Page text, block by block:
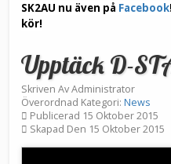
SK2AU nu även på Facebook
kör!
Upptäck D-
Skriven AvAdministrator
Överordnad Kategori: News
Publicerad 15 Oktober 2015
Skapad Den 15 Oktober 2015